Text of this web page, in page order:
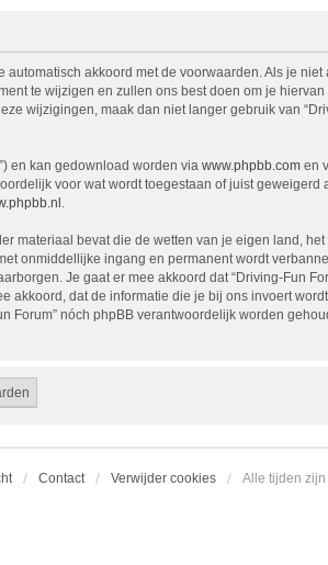
automatisch akkoord met de voorwaarden. Als je niet
te wijzigen en zullen ons best doen om je hiervan
wijzigingen, maak dan niet langer gebruik van
en kan gedownload worden via www.phpbb.com en
voor wat wordt toegestaan of juist geweigerd
.
materiaal bevat die de wetten van je eigen land,
onmiddellijke ingang en permanent wordt
Je gaat er mee akkoord dat “Driving-Fun
akkoord, dat de informatie die je bij ons invoert wordt
Forum” nóch phpBB verantwoordelijk worden
Contact Verwijder cookies Alle tijden zijn